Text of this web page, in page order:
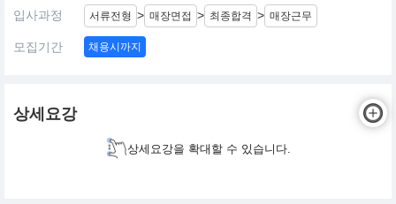
입사과정 서류전형 > 매장면접 > 최종합격 > 매장근무
모집기간 채용시까지
상세요강
상세요강을 확대할 수 있습니다.